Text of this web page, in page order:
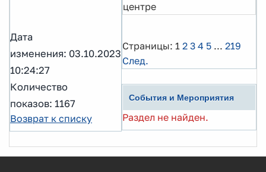
Дата
изменения: 03.10.2023
10:24:27
Количество
показов: 1167
Возврат к списку
центре
Страницы: 1 2 3 4 5 ... 219
След.
События и Мероприятия
Раздел не найден.